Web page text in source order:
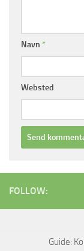
Navn *
Websted
FOLLOW:
Guide: